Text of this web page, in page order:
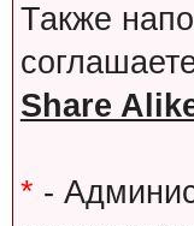
Также
Share
* -